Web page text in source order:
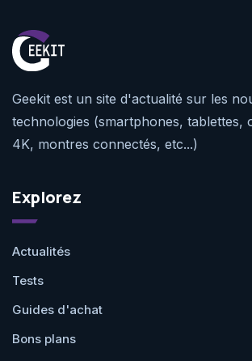
Geekit est un site d'actualité sur les
technologies (smartphones, tablettes,
4K, montres connectés, etc...)
Explorez
Actualités
Tests
Guides d'achat
Bons plans